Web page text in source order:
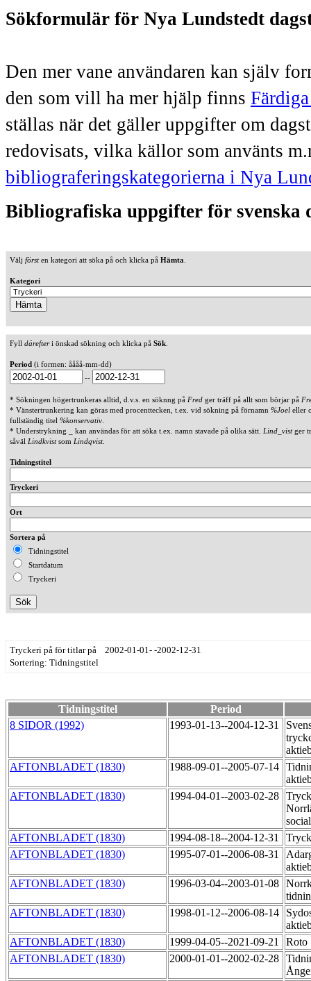
Sökformulär för Nya Lundstedt
Den mer vane användaren kan själv
den som vill ha mer hjälp finns
ställas när det gäller uppgifter om
redovisats, vilka källor som använts
bibliograferingskategorierna i Nya
Bibliografiska uppgifter för svenska
Välj försten kategori att söka på och klicka på Hämta
Kategori
Fyll därefteri önskad sökning och klicka på Sök
Period (i formen: åååå-mm-dd)
--
* Sökningen högertrunkeras alltid, d.v.s. en söknng på Fred ger träff på allt som börjar på
* Vänstertrunkering kan göras med procenttecken, t.ex. vid sökning på förnamn %Joel eller
fullständig titel %konservativ
* Understrykning _ kan användas för att söka t.ex. namn stavade på olika sätt. Lind_vistger
såväl Lindkvistsom Lindqvist.
Tidningstitel
Tryckeri
Ort
Sortera på
Tidningstitel
Startdatum
Tryckeri
Tryckeri på för titlar på 2002-01-01- -2002-12-31
Sortering: Tidningstitel
Tidningstitel
Period
8 SIDOR (1992)
1993-01-13--2004-12-31
AFTONBLADET (1830)
1988-09-01--2005-07-14
AFTONBLADET (1830)
1994-04-01--2003-02-28
AFTONBLADET (1830)
1994-08-18--2004-12-31
AFTONBLADET (1830)
1995-07-01--2006-08-31
AFTONBLADET (1830)
1996-03-04--2003-01-08
AFTONBLADET (1830)
1998-01-12--2006-08-14
AFTONBLADET (1830)
1999-04-05--2021-09-21
Roto
AFTONBLADET (1830)
2000-01-01--2002-02-28